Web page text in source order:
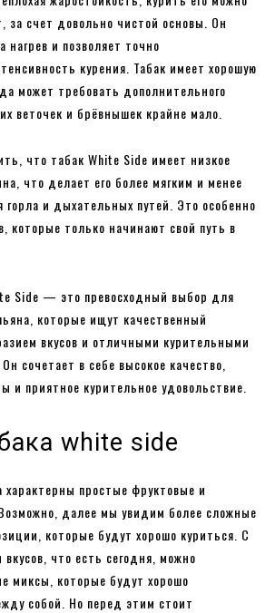
за счет довольно чистой основы. Он
нагрев и позволяет точно
курения. Табак имеет хорошую
может требовать дополнительного
веточек и брёвнышек крайне мало.
что табак White Side имеет низкое
что делает его более мягким и менее
и дыхательных путей. Это особенно
которые только начинают свой путь в
Side — это превосходный выбор для
которые ищут качественный
вкусов и отличными курительными
сочетает в себе высокое качество,
и приятное курительное удовольствие.
white side
характерны простые фруктовые и
далее мы увидим более сложные
которые будут хорошо куриться. С
что есть сегодня, можно
миксы, которые будут хорошо
собой. Но перед этим стоит